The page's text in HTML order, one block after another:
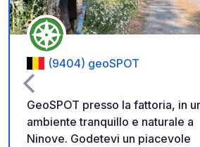
(9404) geoSPOT
GeoSPOT presso la fattoria, in
ambiente tranquillo e naturale a
Ninove. Godetevi un piacevole